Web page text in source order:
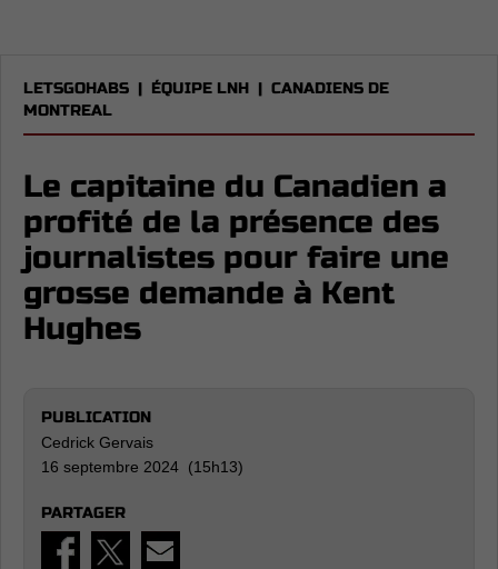
LETSGOHABS | ÉQUIPE LNH | CANADIENS DE
MONTREAL
Le capitaine du Canadien a
profité de la présence des
journalistes pour faire une
grosse demande à Kent
Hughes
PUBLICATION
Cedrick Gervais
16 septembre 2024 (15h13)
PARTAGER